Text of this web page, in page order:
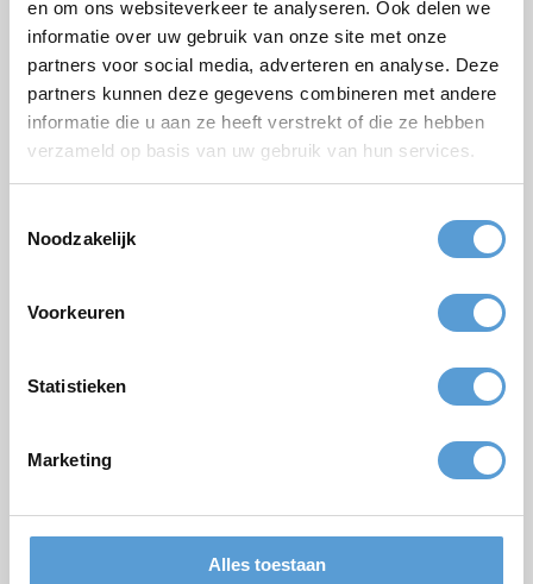
en om ons websiteverkeer te analyseren. Ook delen we
informatie over uw gebruik van onze site met onze
partners voor social media, adverteren en analyse. Deze
partners kunnen deze gegevens combineren met andere
informatie die u aan ze heeft verstrekt of die ze hebben
verzameld op basis van uw gebruik van hun services.
Noodzakelijk
Voorkeuren
Statistieken
Marketing
Alles toestaan
Kostenloses Angebot:
Paket
Firmen/Gruppenname
Gelegenheit
Vorname
Email *
Gewünschte Startzeit